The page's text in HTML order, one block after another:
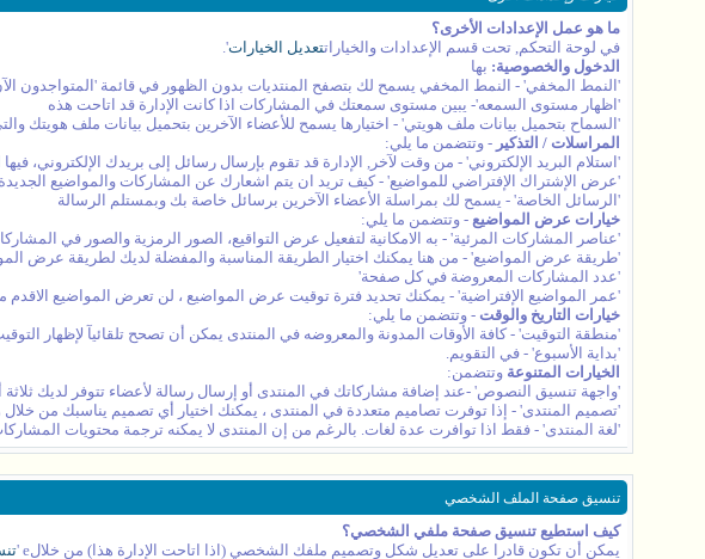
ما هو عمل الإعدادات الأخرى؟
في لوحة التحكم, تحت قسم الإعدادات والخياراتتعديل الخيارات'.
الدخول والخصوصية: بها
'النمط المخفي' - النمط المخفي يسمح لك بتصفح المنتديات بدون الظهور في قائمة 'المتواجدون
'اظهار مستوى السمعه'- يبين مستوى سمعتك في المشاركات اذا كانت الإدارة قد اتاحت هذه
'السماح بتحميل بيانات ملف هويتي' - اختيارها يسمح للأعضاء الآخرين بتحميل بيانات ملف هويتك
المراسلات / التذكير - وتتضمن ما يلي:
'استلام البريد الإلكتروني' - من وقت لآخر, الإدارة قد تقوم بإرسال رسائل إلى بريدك الإلكتروني،
'عرض الإشتراك الإفتراضي للمواضيع' - كيف تريد ان يتم اشعارك عن المشاركات والمواضيع
'الرسائل الخاصة' - يسمح لك بمراسلة الأعضاء الآخرين برسائل خاصة بك وبمستلم الرسالة
خيارات عرض المواضيع - وتتضمن ما يلي:
'عناصر المشاركات المرئية' - به الامكانية لتفعيل عرض التواقيع، الصور الرمزية والصور في
'طريقة عرض المواضيع' - من هنا يمكنك اختيار الطريقة المناسبة والمفضلة لديك لطريقة عرض
'عدد المشاركات المعروضة في كل صفحة'
'عمر المواضيع الإفتراضية' - يمكنك تحديد فترة توقيت عرض المواضيع ، لن تعرض المواضيع
خيارات التاريخ والوقت - وتتضمن ما يلي:
'منطقة التوقيت' - كافة الأوقات المدونة والمعروضه في المنتدى يمكن أن تصحح تلقائيآ لإظهار
'بداية الأسبوع' - في التقويم.
الخيارات المتنوعة وتتضمن:
'واجهة تنسيق النصوص' -عند إضافة مشاركاتك في المنتدى أو إرسال رسالة لأعضاء تتوفر لديك
'تصميم المنتدى' - إذا توفرت تصاميم متعددة في المنتدى ، يمكنك اختيار أي تصميم يناسبك من خلال
'لغة المنتدى' - فقط اذا توافرت عدة لغات. بالرغم من إن المنتدى لا يمكنه ترجمة محتويات المشاركات
تنسيق صفحة الملف الشخصي
كيف استطيع تنسيق صفحة ملفي الشخصي؟
يمكن أن تكون قادرا على تعديل شكل وتصميم ملفك الشخصي (اذا اتاحت الإدارة هذا) من خلالe '